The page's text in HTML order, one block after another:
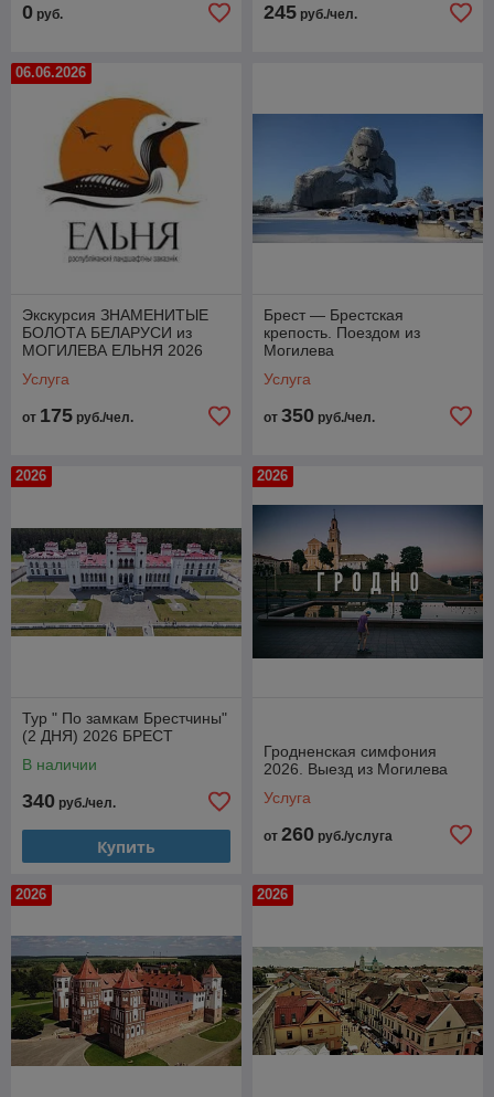
0 руб. 245 руб./чел.
06.06.2026
Экскурсия ЗНАМЕНИТЫЕ
БОЛОТА БЕЛАРУСИ из
МОГИЛЕВА ЕЛЬНЯ 2026
Услуга
от 175 руб./чел.
Брест — Брестская
крепость. Поездом из
Могилева
Услуга
от 350 руб./чел.
2026
Тур " По замкам Брестчины"
(2 ДНЯ) 2026 БРЕСТ
В наличии
340 руб./чел.
Купить
2026
Гродненская симфония
2026. Выезд из Могилева
Услуга
от 260 руб./услуга
2026 2026